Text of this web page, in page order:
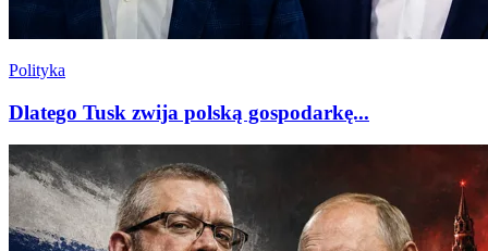
Polityka
Dlatego Tusk zwija polską gospodarkę...